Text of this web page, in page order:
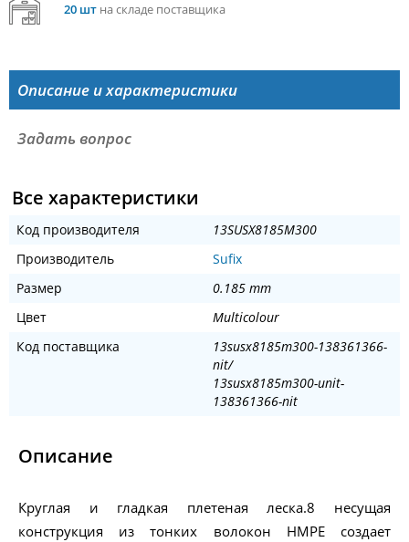
20 штна складе поставщика
Описание и характеристики
Задать вопрос
Все характеристики
Код производителя
13SUSX8185M300
Производитель
Sufix
Размер
0.185 mm
Цвет
Multicolour
Код поставщика
13susx8185m300-138361366-
nit/
13susx8185m300-unit-
138361366-nit
Описание
Круглая и гладкая плетеная леска.8 несущая
конструкция из тонких волокон HMPE создает